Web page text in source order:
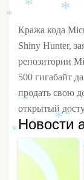
Кража кода
Shiny Hunter,
репозитории
500 гигабайт
продать свою
открытый
Новости
*
*
*
* *
* *
*
*